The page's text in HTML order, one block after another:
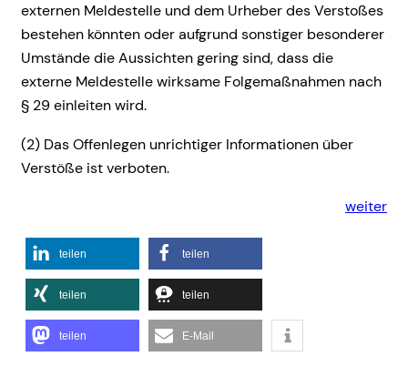
externen Meldestelle und dem Urheber des Verstoßes
bestehen könnten oder aufgrund sonstiger besonderer
Umstände die Aussichten gering sind, dass die
externe Meldestelle wirksame Folgemaßnahmen nach
§ 29 einleiten wird.
(2) Das Offenlegen unrichtiger Informationen über
Verstöße ist verboten.
weiter
teilen teilen
teilen teilen
teilen E-Mail